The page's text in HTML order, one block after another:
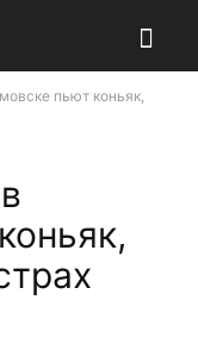
пьют коньяк,